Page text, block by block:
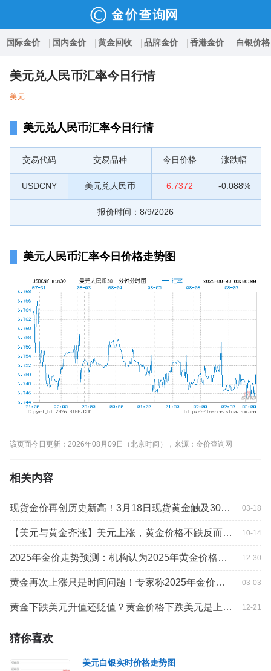
国际金价 国内金价 黄金回收 品牌金价 香港金价 白银价格
美元兑人民币汇率今日行情
美元
美元兑人民币汇率今日行情
交易代码 交易品种 今日价格 涨跌幅
USDCNY 美元兑人民币 6.7372 -0.088%
报价时间：8/9/2026
美元人民币汇率今日价格走势图
该页面今日更新：2026年08月09日（北京时间），来源：金价查询网
相关内容
现货金价再创历史新高！3月18日现货黄金触及3028.39美元,comex黄金触及3037.6美元 03-18
【美元与黄金齐涨】美元上涨，黄金价格不跌反而上涨是什么原因 10-14
2025年金价走势预测：机构认为2025年黄金价格将突破3000美元！网友却不买账！ 12-30
黄金再次上涨只是时间问题！专家称2025年金价将突破3000美元 03-03
黄金下跌美元升值还贬值？黄金价格下跌美元是上升还是下降？ 12-21
猜你喜欢
美元白银实时价格走势图